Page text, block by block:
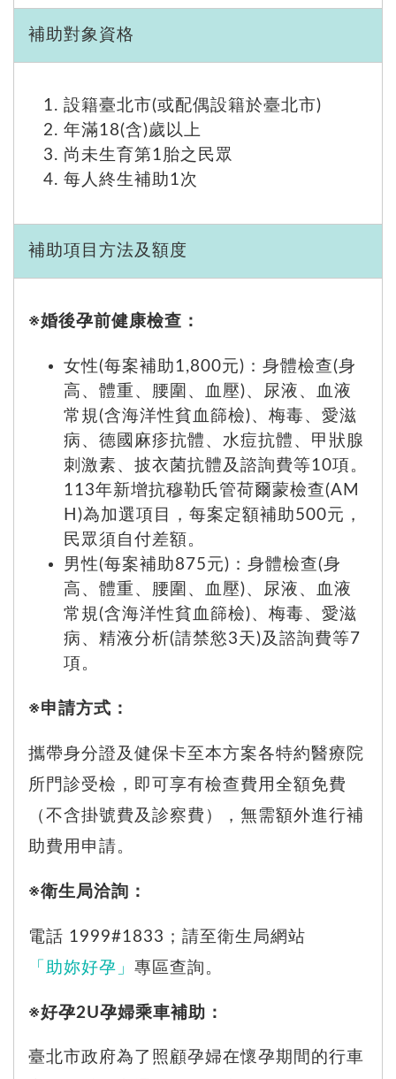
補助對象資格
設籍臺北市(或配偶設籍於臺北市)
年滿18(含)歲以上
尚未生育第1胎之民眾
每人終生補助1次
補助項目方法及額度
※婚後孕前健康檢查：
女性(每案補助1,800元)：身體檢查(身
高、體重、腰圍、血壓)、尿液、血液
常規(含海洋性貧血篩檢)、梅毒、愛滋
病、德國麻疹抗體、水痘抗體、甲狀腺
刺激素、披衣菌抗體及諮詢費等10項。
113年新增抗穆勒氏管荷爾蒙檢查(AM
H)為加選項目，每案定額補助500元，
民眾須自付差額。
男性(每案補助875元)：身體檢查(身
高、體重、腰圍、血壓)、尿液、血液
常規(含海洋性貧血篩檢)、梅毒、愛滋
病、精液分析(請禁慾3天)及諮詢費等7
項。
※申請方式：
攜帶身分證及健保卡至本方案各特約醫療院
所門診受檢，即可享有檢查費用全額免費
（不含掛號費及診察費），無需額外進行補
助費用申請。
※衛生局洽詢：
電話 1999#1833；請至衛生局網站
「助妳好孕」 專區查詢。
※好孕2U孕婦乘車補助：
臺北市政府為了照顧孕婦在懷孕期間的行車